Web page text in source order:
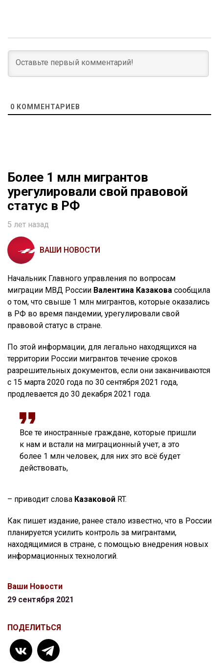
0 КОММЕНТАРИЕВ
Более 1 млн мигрантов
урегулировали свой правовой
статус в РФ
5 лет назад
ВАШИ НОВОСТИ
Начальник Главного управления по вопросам
миграции МВД России Валентина Казакова сообщила
о том, что свыше 1 млн мигрантов, которые оказались
в РФ во время пандемии, урегулировали свой
правовой статус в стране.
По этой информации, для легально находящихся на
территории России мигрантов течение сроков
разрешительных документов, если они заканчиваются
с 15 марта 2020 года по 30 сентября 2021 года,
продлевается до 30 декабря 2021 года.
Все те иностранные граждане, которые пришли
к нам и встали на миграционный учет, а это
более 1 млн человек, для них это всё будет
действовать,
– приводит слова Казаковой RT.
Как пишет издание, ранее стало известно, что в России
планируется усилить контроль за мигрантами,
находящимися в стране, с помощью внедрения новых
информационных технологий.
Ваши Новости
29 сентября 2021
ПОДЕЛИТЬСЯ